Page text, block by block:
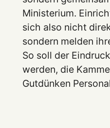
Ministerium.
sich also nicht
sondern melden
So soll der
werden, die
Gutdünken